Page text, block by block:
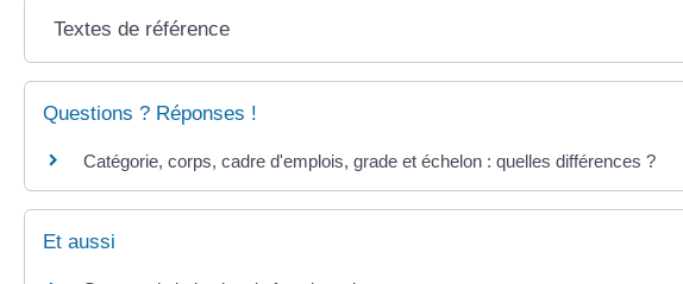
Textes de référence
Questions ? Réponses !
Catégorie, corps, cadre d'emplois, grade et échelon : quelles différences ?
Et aussi